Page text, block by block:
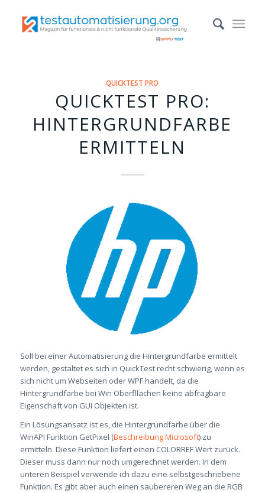
QUICKTEST PRO
QUICKTEST PRO:
HINTERGRUNDFARBE
ERMITTELN
Soll bei einer Automatisierung die Hintergrundfarbe ermittelt
werden, gestaltet es sich in QuickTest recht schwierig, wenn es
sich nicht um Webseiten oder WPF handelt, da die
Hintergrundfarbe bei Win Oberfllächen keine abfragbare
Eigenschaft von GUI Objekten ist.
Ein Lösungsansatz ist es, die Hintergrundfarbe über die
WinAPI Funktion GetPixel (Beschreibung Microsoft) zu
ermitteln. Diese Funktion liefert einen COLORREF Wert zurück.
Dieser muss dann nur noch umgerechnet werden. In dem
unteren Beispiel verwende ich dazu eine selbstgeschriebene
Funktion. Es gibt aber auch einen saubereren Weg an die RGB